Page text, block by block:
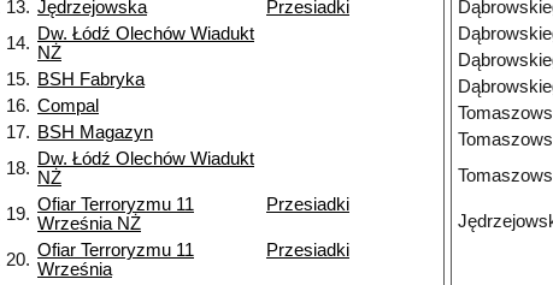
13. Jędrzejowska
Przesiadki
14. Dw. Łódź Olechów Wiadukt
NŻ
15. BSH Fabryka
16. Compal
17. BSH Magazyn
18. Dw. Łódź Olechów Wiadukt
NŻ
19. Ofiar Terroryzmu 11
Września NŻ
Przesiadki
20. Ofiar Terroryzmu 11
Września
Przesiadki